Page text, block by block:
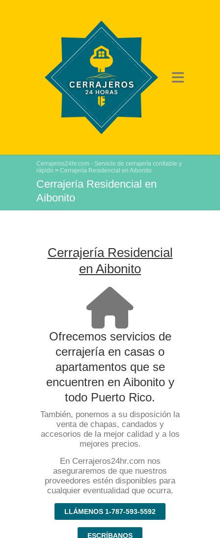
Cerrajeros24hr.com - Servicio de cerrajería confiable y
rápido > Cerrajería Residencial en Aibonito
Cerrajería Residencial en
Aibonito
Cerrajería Residencial
en Aibonito
Ofrecemos servicios de
cerrajería en casas o
apartamentos que se
encuentren en Aibonito y
todo Puerto Rico.
También, ponemos a su disposición la
venta de chapas, candados y
accesorios de la mejor calidad y a los
mejores precios.
En Cerrajeros24hr.com nos
aseguraremos de que nuestros
proveedores estén disponibles para
cualquier eventualidad que ocurra.
LLÁMENOS 1-787-593-5592
ESCRÍBANOS